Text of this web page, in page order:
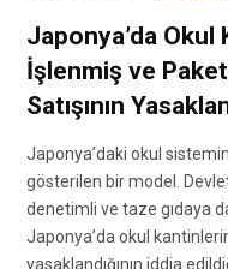
Japonya’da
İşlenmiş ve
Satışının
Japonya’daki okul
gösterilen bir model.
denetimli ve taze gıdaya
Japonya’da okul
yasaklandığının iddia